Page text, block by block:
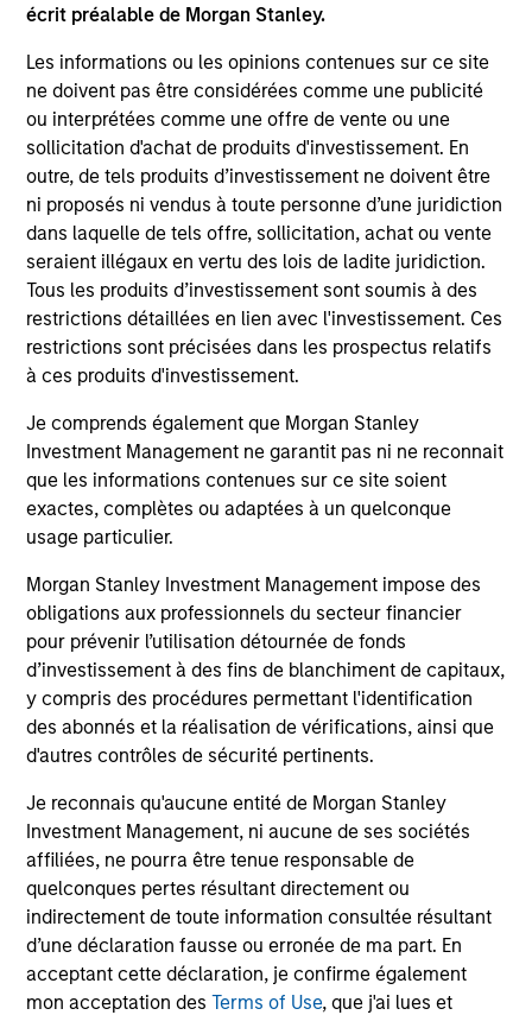
écrit préalable de Morgan Stanley.
Les informations ou les opinions contenues sur ce site
ne doivent pas être considérées comme une publicité
ou interprétées comme une offre de vente ou une
sollicitation d'achat de produits d'investissement. En
outre, de tels produits d’investissement ne doivent être
ni proposés ni vendus à toute personne d’une juridiction
dans laquelle de tels offre, sollicitation, achat ou vente
seraient illégaux en vertu des lois de ladite juridiction.
Tous les produits d’investissement sont soumis à des
restrictions détaillées en lien avec l'investissement. Ces
restrictions sont précisées dans les prospectus relatifs
à ces produits d'investissement.
Je comprends également que Morgan Stanley
Investment Management ne garantit pas ni ne reconnait
que les informations contenues sur ce site soient
exactes, complètes ou adaptées à un quelconque
usage particulier.
Morgan Stanley Investment Management impose des
obligations aux professionnels du secteur financier
pour prévenir l’utilisation détournée de fonds
d’investissement à des fins de blanchiment de capitaux,
y compris des procédures permettant l'identification
des abonnés et la réalisation de vérifications, ainsi que
d'autres contrôles de sécurité pertinents.
Je reconnais qu'aucune entité de Morgan Stanley
Investment Management, ni aucune de ses sociétés
affiliées, ne pourra être tenue responsable de
quelconques pertes résultant directement ou
indirectement de toute information consultée résultant
d’une déclaration fausse ou erronée de ma part. En
acceptant cette déclaration, je confirme également
mon acceptation desTerms of Use, que j'ai lues et
Notre expertise de pointe sur tous les grands marchés et
l’accès à la plateforme élargie de Morgan Stanley nous
permettent de mettre en œuvre des investissements
créateurs de valeur pour les investisseurs.
Notre approche
Nous cherchons à générer des performances ajustées du
risque élevées en alignant nos intérêts avec ceux de
partenaires renommés, en assurant une gestion active
des investissements et des risques associés et en offrant
une transparence totale. Nous gérons des stratégies
core, value-add, opportunistes, régionales et dédiées au
crédit.
MSIM Real Assets fournit des solutions complètes
d’immobilier et d’infrastructure à ses partenaires
et clients. Patients et rigoureux, nous travaillons
avec les meilleurs spécialistes opérationnels sur
chaque marché pour générer des performances
ajustées du risque robustes, tout en donnant
John Klopp
Global Head of Real Assets